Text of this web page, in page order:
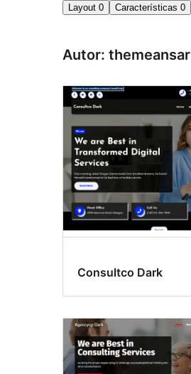
Layout 0 Características 0
Autor: themeansar
Consultco Dark